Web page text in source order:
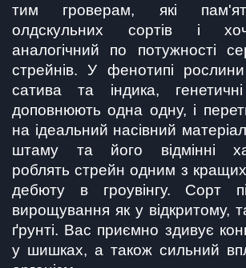
тим гроверам, які
олдскульних сортів і
аналогічний по потужності
стрейнів. У фенотипі
сатива та індика,
доповнюють одна одну, і
на ідеальний насівний
штаму та його відмінні
роблять стрейн одним з кращих
дебюту в гроувінгу. Сорт
вирощування як у відкритому,
ґрунті. Вас приємно здивує
у шишках, а також сильний